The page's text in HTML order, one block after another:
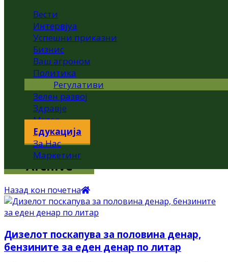
Вести
Интервјуа
Успешни приказни
Бизнис
Ваш агроном
Политика
Регулативи
Зелен развој
Здравје
Метео
Едукација
За Нас
Маркетинг
Archive
Назад кон почетна
Дизелот поскапува за половина денар,
бензините за еден денар по литар